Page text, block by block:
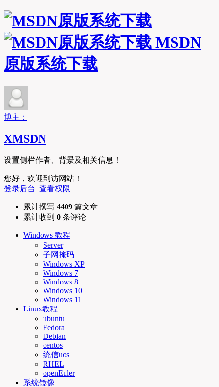
MSDN
原版系统下载
博主：
XMSDN
设置侧栏作者、背景及相关信息！
您好，欢迎到访网站！
登录后台 查看权限
累计撰写 4409 篇文章
累计收到 0 条评论
Windows 教程
Server
子网掩码
Windows XP
Windows 7
Windows 8
Windows 10
Windows 11
Linux教程
ubuntu
Fedora
Debian
centos
统信uos
RHEL
openEuler
系统镜像